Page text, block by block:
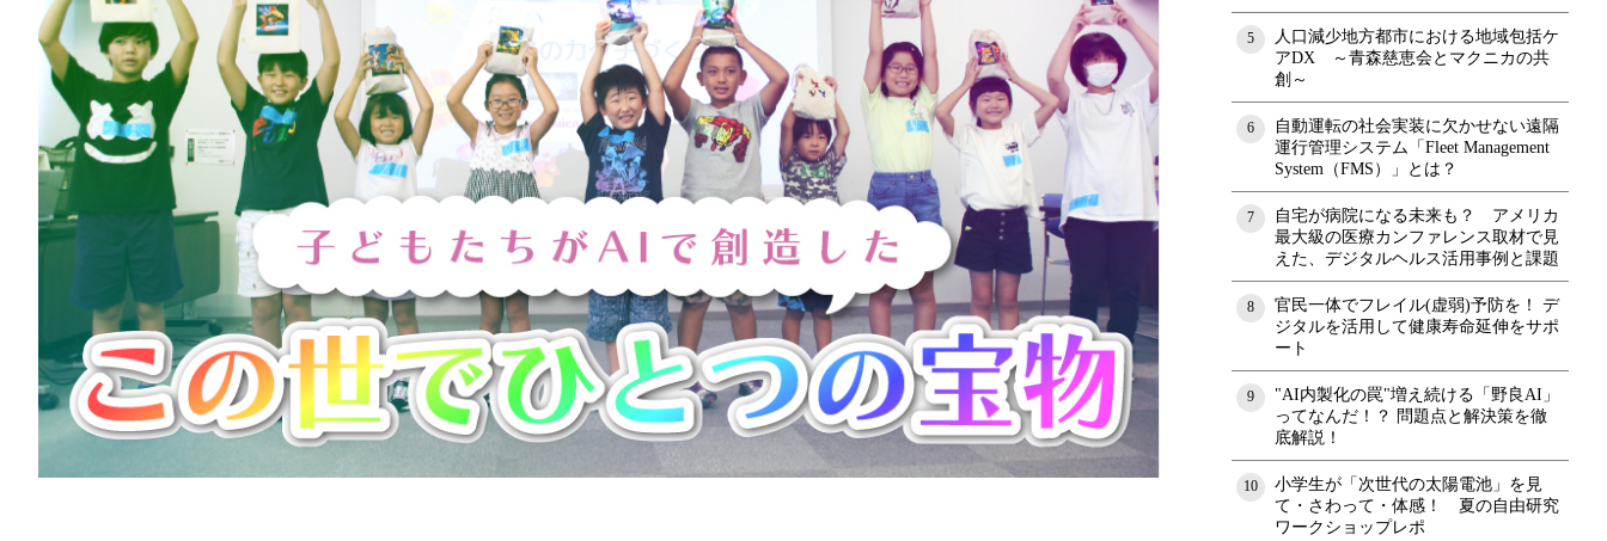
5
人口減少地方都市における地域包括ケ
アDX ～青森慈恵会とマクニカの共
創～
6
自動運転の社会実装に欠かせない遠隔
運行管理システム「Fleet Management
System（FMS）」とは？
7
自宅が病院になる未来も？ アメリカ
最大級の医療カンファレンス取材で見
えた、デジタルヘルス活用事例と課題
8
官民一体でフレイル(虚弱)予防を！ デ
ジタルを活用して健康寿命延伸をサポ
ート
9
"AI内製化の罠"増え続ける「野良AI」
ってなんだ！？ 問題点と解決策を徹
底解説！
10
小学生が「次世代の太陽電池」を見
て・さわって・体感！ 夏の自由研究
ワークショップレポ